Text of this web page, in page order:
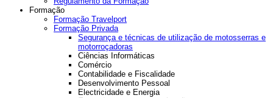
Formação
Formação Travelport
Formação Privada
Segurança e técnicas de utilização de motosserras e
motorroçadoras
Ciências Informáticas
Comércio
Contabilidade e Fiscalidade
Desenvolvimento Pessoal
Electricidade e Energia